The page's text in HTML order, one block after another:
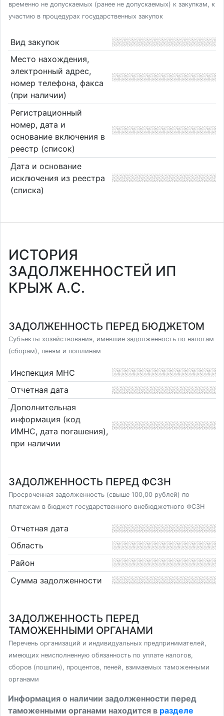
временно не допускаемых (ранее не допускаемых) к закупкам, к
участию в процедурах государственных закупок
Вид закупок
Место нахождения,
электронный адрес,
номер телефона, факса
(при наличии)
Регистрационный
номер, дата и
основание включения в
реестр (список)
Дата и основание
исключения из реестра
(списка)
ИСТОРИЯ
ЗАДОЛЖЕННОСТЕЙ ИП
КРЫЖ А.С.
ЗАДОЛЖЕННОСТЬ ПЕРЕД БЮДЖЕТОМ
Субъекты хозяйствования, имевшие задолженность по налогам
(сборам), пеням и пошлинам
Инспекция МНС
Отчетная дата
Дополнительная
информация (код
ИМНС, дата погашения),
при наличии
ЗАДОЛЖЕННОСТЬ ПЕРЕД ФСЗН
Просроченная задолженность (свыше 100,00 рублей) по
платежам в бюджет государственного внебюджетного ФСЗН
Отчетная дата
Область
Район
Сумма задолженности
ЗАДОЛЖЕННОСТЬ ПЕРЕД
ТАМОЖЕННЫМИ ОРГАНАМИ
Перечень организаций и индивидуальных предпринимателей,
имеющих неисполненную обязанность по уплате налогов,
сборов (пошлин), процентов, пеней, взимаемых таможенными
органами
Информация о наличии задолженности перед
таможенными органами находится в разделе